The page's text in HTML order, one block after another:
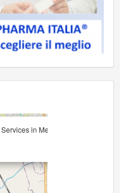
in Medicine di Gianfranco